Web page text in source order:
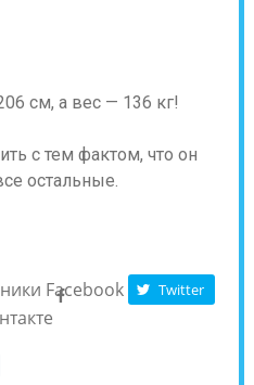
см, а вес — 136 кг!
с тем фактом, что он
остальные.
Facebook Twitter